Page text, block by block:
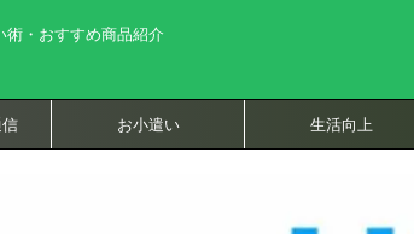
術・おすすめ商品紹介
お小遣い 生活向上